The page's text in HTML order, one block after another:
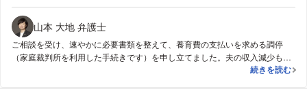
山本 大地 弁護士
ご相談を受け、速やかに必要書類を整えて、養育費の支払いを求める調停
（家庭裁判所を利用した手続きです）を申し立てました。夫の収入減少も一
定程度はありましたが、最終的には数千円程度の減額幅にとどめ、ほぼ減額
【妻側代理人
続きを読む